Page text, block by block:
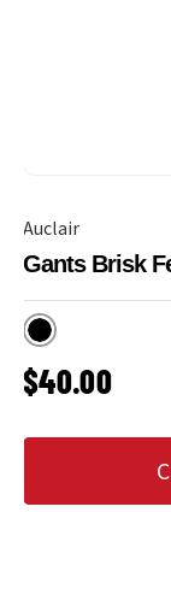
Auclair
Gants Brisk
Noir
PRIX
$40.00